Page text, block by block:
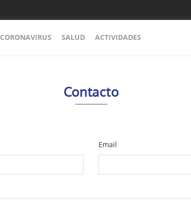
CORONAVIRUS SALUD ACTIVIDADES
Contacto
Email